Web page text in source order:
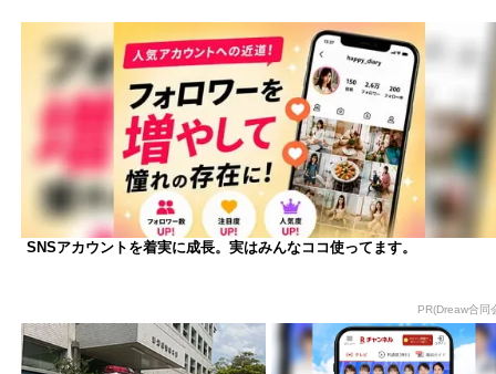
SNSアカウントを着実に成長。実はみんなココ使ってます。
PR(Dreaw合同